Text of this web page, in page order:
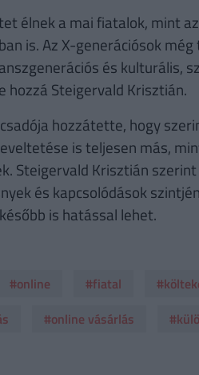
élnek a mai fiatalok, mint
is. Az X-generációsok
és kulturális,
Steigervald Krisztián.
hozzátette, hogy
is teljesen más,
Steigervald Krisztián
és kapcsolódások
is hatással lehet.
#online #fiatal
#online vásárlás